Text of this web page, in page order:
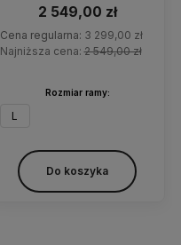
2 549,00 zł
Cena regularna: 3 299,00 zł
Najniższa cena:2 549,00 zł
Do koszyka
Rozmiar ramy:
L